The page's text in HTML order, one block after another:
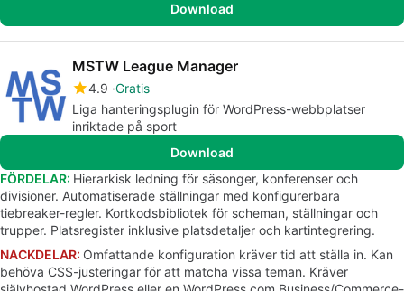
Download
MSTW League Manager
4.9 Gratis
Liga hanteringsplugin för WordPress-webbplatser
inriktade på sport
Download
FÖRDELAR: Hierarkisk ledning för säsonger, konferenser och
divisioner. Automatiserade ställningar med konfigurerbara
tiebreaker-regler. Kortkodsbibliotek för scheman, ställningar och
trupper. Platsregister inklusive platsdetaljer och kartintegrering.
NACKDELAR: Omfattande konfiguration kräver tid att ställa in. Kan
behöva CSS-justeringar för att matcha vissa teman. Kräver